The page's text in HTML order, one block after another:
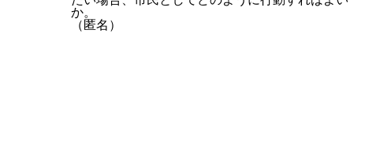
か。
（匿名）